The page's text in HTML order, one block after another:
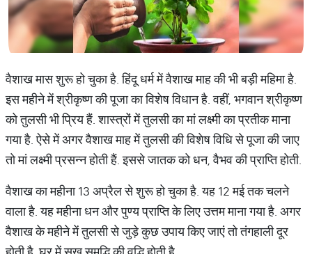
वैशाख मास शुरू हो चुका है. हिंदू धर्म में वैशाख माह की भी बड़ी महिमा है.
इस महीने में श्रीकृष्ण की पूजा का विशेष विधान है. वहीं, भगवान श्रीकृष्ण
को तुलसी भी प्रिय हैं. शास्त्रों में तुलसी का मां लक्ष्मी का प्रतीक माना
गया है. ऐसे में अगर वैशाख माह में तुलसी की विशेष विधि से पूजा की जाए
तो मां लक्ष्मी प्रसन्न होती हैं. इससे जातक को धन, वैभव की प्राप्ति होती.
वैशाख का महीना 13 अप्रैल से शुरू हो चुका है. यह 12 मई तक चलने
वाला है. यह महीना धन और पुण्य प्राप्ति के लिए उत्तम माना गया है. अगर
वैशाख के महीने में तुलसी से जुड़े कुछ उपाय किए जाएं तो तंगहाली दूर